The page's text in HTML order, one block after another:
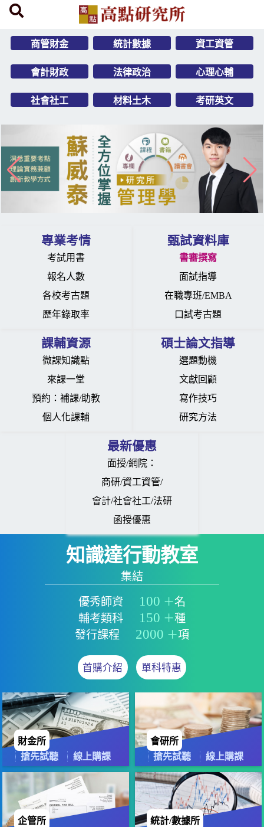
商管財金 統計數據 資工資管
會計財政 法律政治 心理心輔
社會社工 材料土木 考研英文
專業考情
考試用書
報名人數
各校考古題
歷年錄取率
甄試資料庫
書審撰寫
面試指導
在職專班/EMBA
口試考古題
最新優惠
面授/網院：
商研/資工資管/
會計/社會社工/法研
函授優惠
課輔資源
微課知識點
來課一堂
預約： 補課/助教
個人化課輔
碩士論文指導
選題動機
文獻回顧
寫作技巧
研究方法
知識達行動教室
集結
優秀師資 100 ＋名
輔考類科
150 ＋種
發行課程
2000 ＋項
首購介紹 單科特惠
財金所
搶先試聽
線上購課
企管所
會研所
搶先試聽
線上購課
統計/數據所